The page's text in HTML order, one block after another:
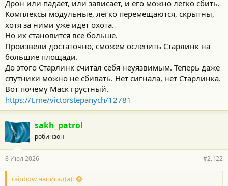
Дрон или падает, или зависает, и его можно легко сбить.
Комплексы модульные, легко перемещаются, скрытны,
хотя за ними уже идет охота.
Но их становится все больше.
Произвели достаточно, сможем ослепить Старлинк на
большие площади.
До этого Старлинк считал себя неуязвимым. Теперь даже
спутники можно не сбивать. Нет сигнала, нет Старлинка.
Вот почему Маск грустный.
https://t.me/victorstepanych/12781
sakh_patrol
робинзон
8 Июл 2026 #2.122
rainbow написал(а):